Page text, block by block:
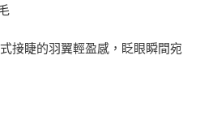
接睫的羽翼輕盈感，眨眼瞬間宛